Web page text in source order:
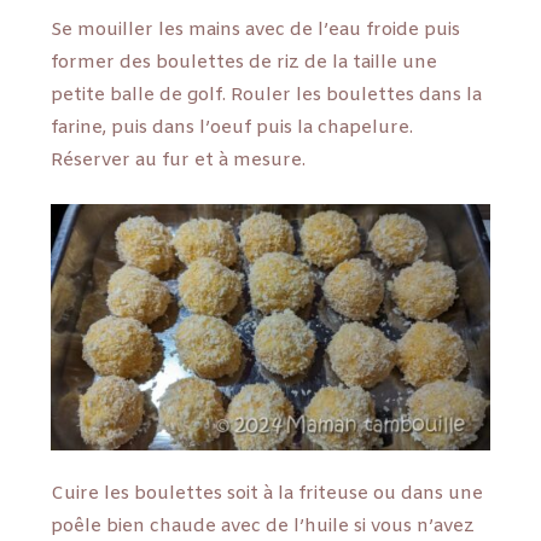
Se mouiller les mains avec de l’eau froide puis
former des boulettes de riz de la taille une
petite balle de golf. Rouler les boulettes dans la
farine, puis dans l’oeuf puis la chapelure.
Réserver au fur et à mesure.
Cuire les boulettes soit à la friteuse ou dans une
poêle bien chaude avec de l’huile si vous n’avez